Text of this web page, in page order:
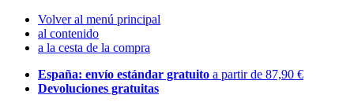
Volver al menú principal
al contenido
a la cesta de la compra
España: envío estándar gratuito a partir de 87,90 €
Devoluciones gratuitas